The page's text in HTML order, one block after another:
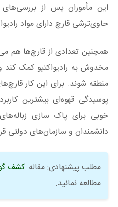
این مأموران پس از
حاوی‌ترشی قارچ دارای مواد
همچنین تعدادی از قارچ‌ها هم
مخدوش به رادیواکتیو کمک
منطقه شوند. برای این کار
پوسیدگی قهوه‌ای بیشترین
خوبی برای پاک سازی
دانشمندان و سازمان‌های دولتی
مطلب پیشنهادی: مقاله کشف
مطالعه نمائید.